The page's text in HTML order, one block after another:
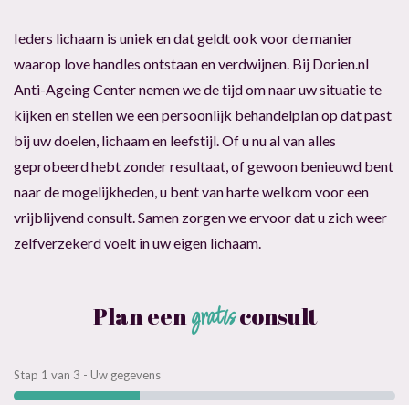
Ieders lichaam is uniek en dat geldt ook voor de manier
waarop love handles ontstaan en verdwijnen. Bij Dorien.nl
Anti-Ageing Center nemen we de tijd om naar uw situatie te
kijken en stellen we een persoonlijk behandelplan op dat past
bij uw doelen, lichaam en leefstijl. Of u nu al van alles
geprobeerd hebt zonder resultaat, of gewoon benieuwd bent
naar de mogelijkheden, u bent van harte welkom voor een
vrijblijvend consult. Samen zorgen we ervoor dat u zich weer
zelfverzekerd voelt in uw eigen lichaam.
Plan eengratisconsult
Stap 1 van 3 - Uw gegevens